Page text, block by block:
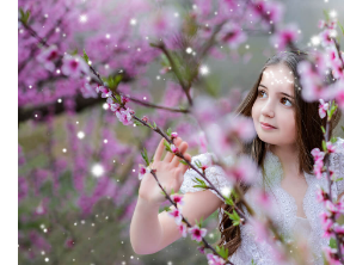
Por favor selecione
Free Photoshop Overlay #9
Small 800*533px
Magic Sparkle